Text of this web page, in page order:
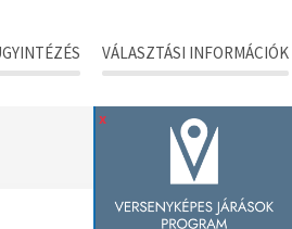
VÁLASZTÁSI INFORMÁCIÓK
x